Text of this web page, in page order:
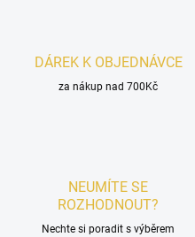
DÁREK K OBJEDNÁVCE
za nákup nad 700Kč
NEUMÍTE SE
ROZHODNOUT?
Nechte si poradit s výběrem